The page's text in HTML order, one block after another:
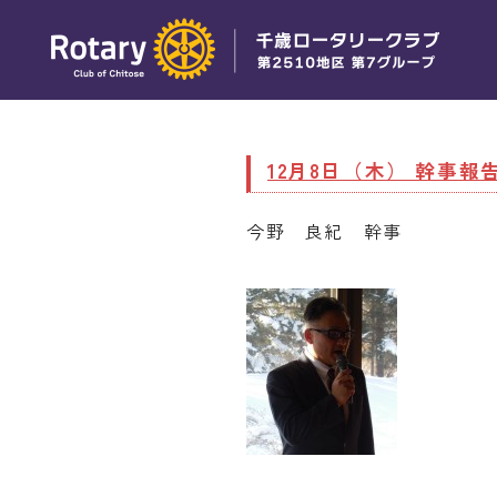
12月8日（木） 幹事報
今野 良紀 幹事